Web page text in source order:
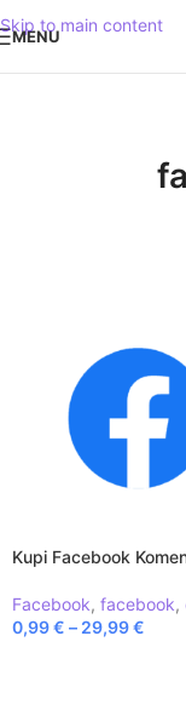
Skip to main content
MENU
Kupi Facebook
Facebook, facebook,
0,99€ – 29,99€